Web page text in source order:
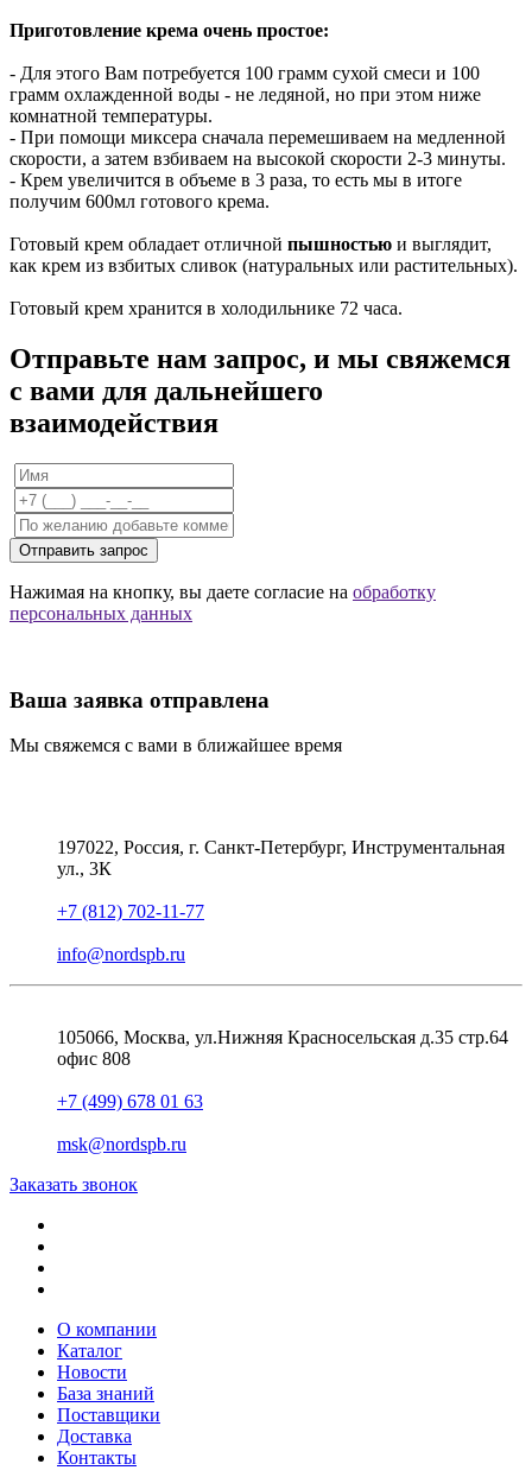
Приготовление крема очень простое:
- Для этого Вам потребуется 100 грамм сухой смеси и 100
грамм охлажденной воды - не ледяной, но при этом ниже
комнатной температуры.
- При помощи миксера сначала перемешиваем на медленной
скорости, а затем взбиваем на высокой скорости 2-3 минуты.
- Крем увеличится в объеме в 3 раза, то есть мы в итоге
получим 600мл готового крема.
Готовый крем обладает отличной пышностью и выглядит,
как крем из взбитых сливок (натуральных или растительных).
Готовый крем хранится в холодильнике 72 часа.
Отправьте нам запрос, и мы свяжемся
с вами для дальнейшего
взаимодействия
Отправить запрос
Нажимая на кнопку, вы даете согласие на обработку
персональных данных
Ваша заявка отправлена
Мы свяжемся с вами в ближайшее время
197022, Россия, г. Санкт-Петербург, Инструментальная
ул., 3К
+7 (812) 702-11-77
info@nordspb.ru
105066, Москва, ул.Нижняя Красносельская д.35 стр.64
офис 808
+7 (499) 678 01 63
msk@nordspb.ru
Заказать звонок
О компании
Каталог
Новости
База знаний
Поставщики
Доставка
Контакты